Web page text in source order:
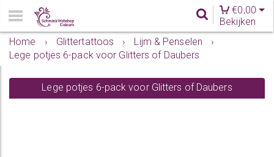
€0,00
Bekijken
Home
› Glittertattoos › Lijm & Penselen
›
Lege potjes 6-pack voor Glitters of Daubers
Lege potjes 6-pack voor Glitters of Daubers